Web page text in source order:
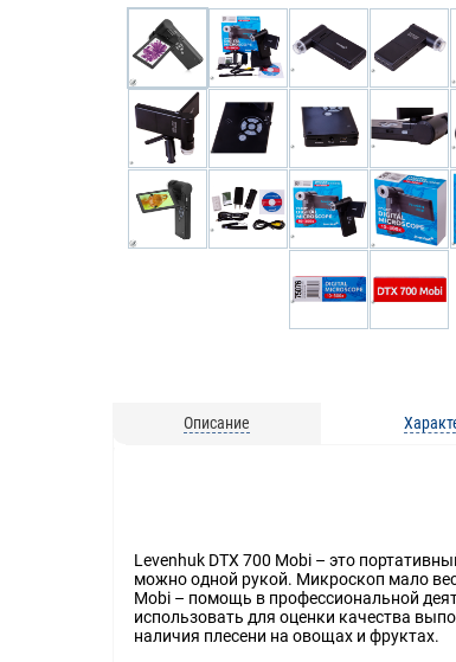
Описание
Levenhuk DTX 700 Mobi – это
можно одной рукой. Микроскоп мало
Mobi – помощь в профессиональной
использовать для оценки качества
наличия плесени на овощах и фруктах.